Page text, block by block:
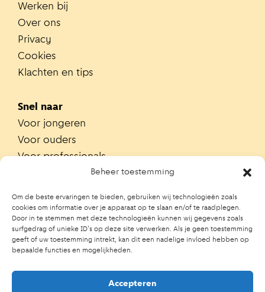
Beheer toestemming
Om de beste ervaringen te bieden, gebruiken wij technologieën zoals
cookies om informatie over je apparaat op te slaan en/of te raadplegen.
Door in te stemmen met deze technologieën kunnen wij gegevens zoals
surfgedrag of unieke ID's op deze site verwerken. Als je geen toestemming
geeft of uw toestemming intrekt, kan dit een nadelige invloed hebben op
bepaalde functies en mogelijkheden.
Accepteren
Werken bij
Over ons
Privacy
Cookies
Klachten en tips
Snel naar
Voor jongeren
Voor ouders
Voor professionals
Zoek contactpersoon op school
Trainingen
Ouderportaal JGZ